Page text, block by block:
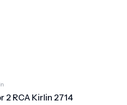
2 RCA Kirlin 2714